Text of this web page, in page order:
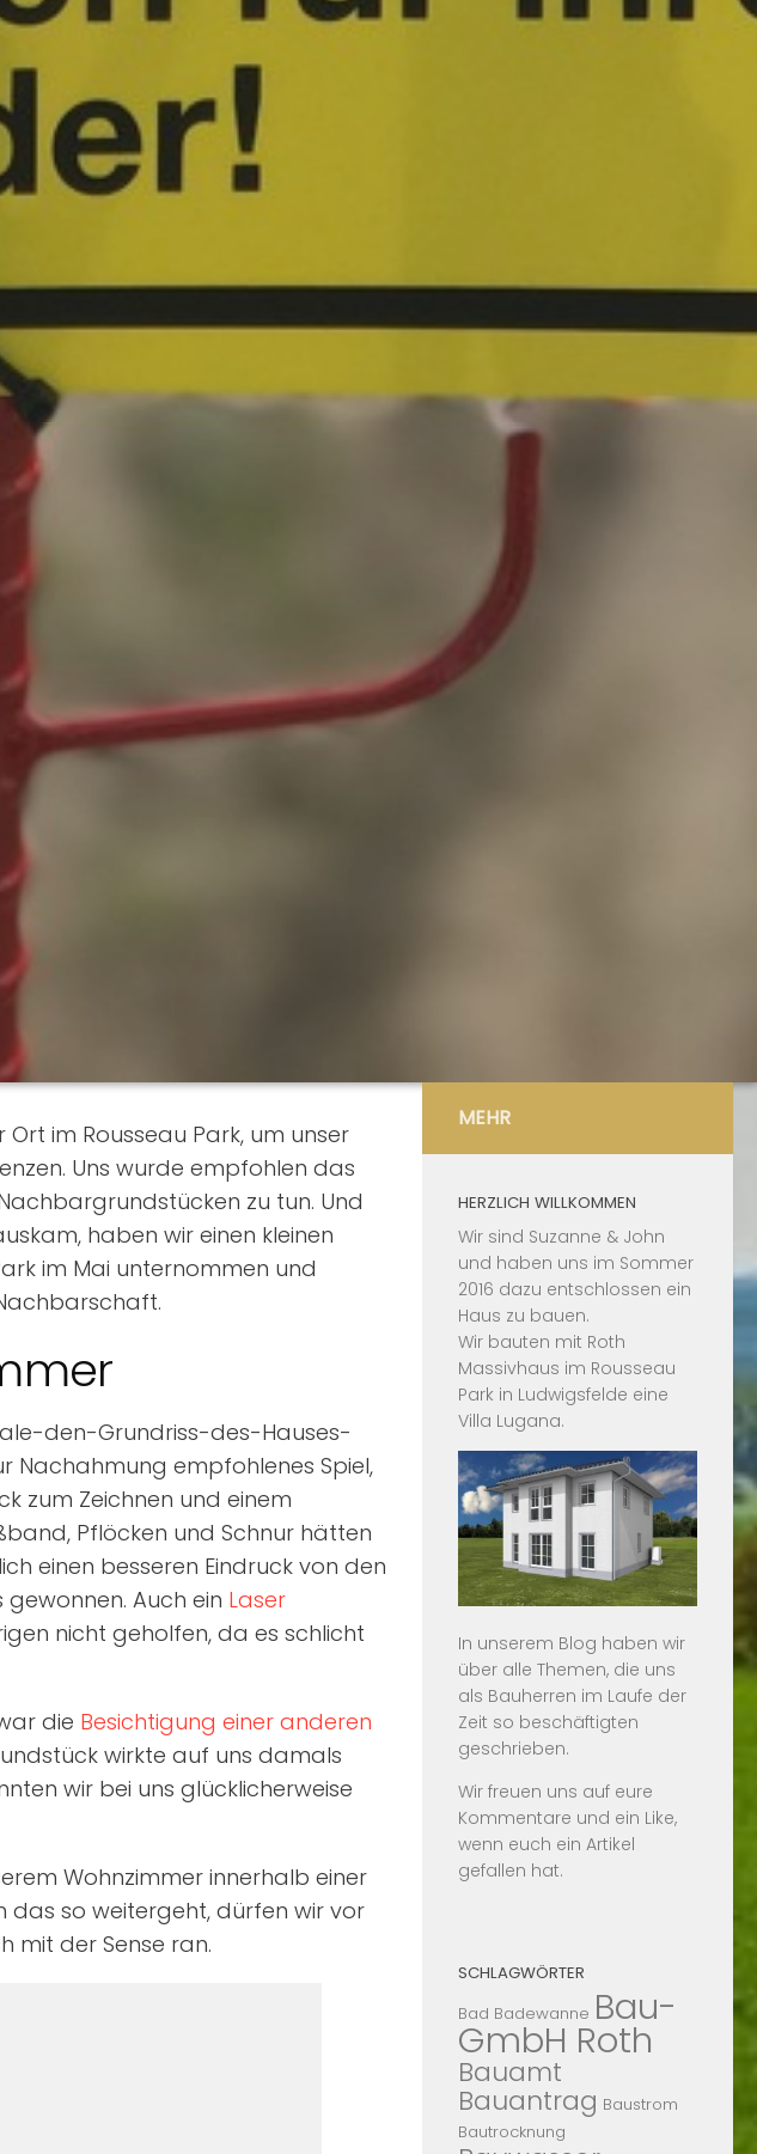
im Rousseau Park, um unser
Uns wurde empfohlen das
zu tun. Und
haben wir einen kleinen
im Mai unternommen und
den-Grundriss-des-Hauses-
Nachahmung empfohlenes Spiel,
zum Zeichnen und einem
Pflöcken und Schnur hätten
einen besseren Eindruck von den
Auch ein Laser
nicht geholfen, da es schlicht
die Besichtigung einer anderen
wirkte auf uns damals
wir bei uns glücklicherweise
Wohnzimmer innerhalb einer
das so weitergeht, dürfen wir vor
mit der Sense ran.
MEHR
HERZLICH WILLKOMMEN
Wir sind Suzanne & John
und haben uns im Sommer
2016 dazu entschlossen ein
Haus zu bauen.
Wir bauten mit Roth
Massivhaus im Rousseau
Park in Ludwigsfelde eine
Villa Lugana.
In unserem Blog haben wir
über alle Themen, die uns
als Bauherren im Laufe der
Zeit so beschäftigten
geschrieben.
Wir freuen uns auf eure
Kommentare und ein Like,
wenn euch ein Artikel
gefallen hat.
SCHLAGWÖRTER
Bad Badewanne Bau-
GmbH Roth
Bauamt
Bauantrag Baustrom
Bautrocknung